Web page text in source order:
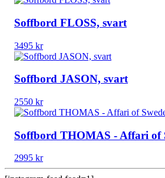
Soffbord FLOSS, svart
3495 kr
Soffbord JASON, svart
2550 kr
Soffbord THOMAS - Affari of
2995 kr